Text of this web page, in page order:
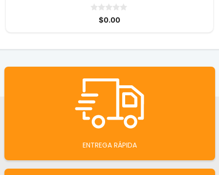
$0.00
ENTREGA RÁPIDA